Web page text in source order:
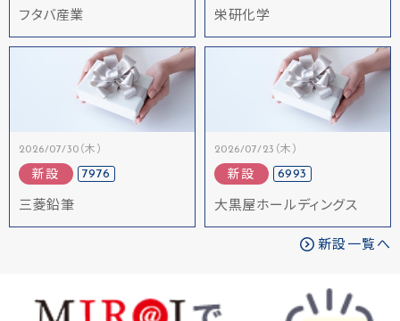
フタバ産業 栄研化学
2026/07/30（木）
新設 7976
三菱鉛筆
2026/07/23（木）
新設 6993
大黒屋ホールディングス
新設一覧へ